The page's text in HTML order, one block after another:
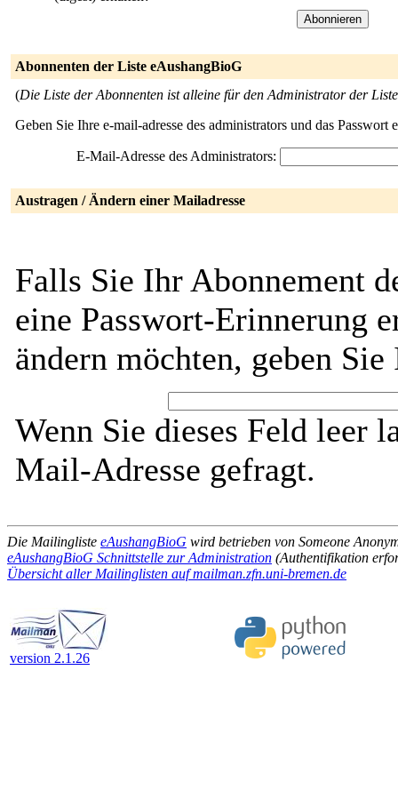
Abonnenten der Liste eAushangBioG
(Die Liste der Abonnenten ist alleine für den Administrator der
Geben Sie Ihre e-mail-adresse des administrators und das
E-Mail-Adresse des Administrators:
Austragen / Ändern einer Mailadresse
Falls Sie Ihr Abonnement
eine Passwort-Erinnerung
ändern möchten, geben
Wenn Sie dieses Feld leer
Mail-Adresse gefragt.
Die Mailingliste eAushangBioG wird betrieben von Someone
eAushangBioG Schnittstelle zur Administration (Authentifikation
Übersicht aller Mailinglisten auf mailman.zfn.uni-bremen.de
version 2.1.26